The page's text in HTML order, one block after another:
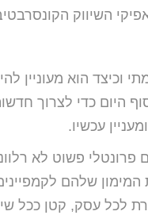
השיווק
וכיצד הוא מעוניין
היום כדי לצרוך
עכשיו.
פרונטלי פשוט לא
המימון שלהם
לכל עסק, קטן ככל